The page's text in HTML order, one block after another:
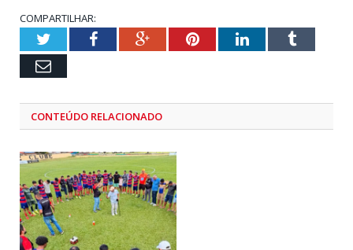
COMPARTILHAR:
TwitterFacebookGoogle+PinterestLinkedInTumblr
Email
CONTEÚDO RELACIONADO